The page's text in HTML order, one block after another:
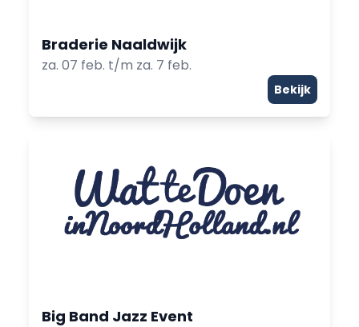
Braderie Naaldwijk
za. 07 feb. t/m za. 7 feb.
Bekijk
Big Band Jazz Event